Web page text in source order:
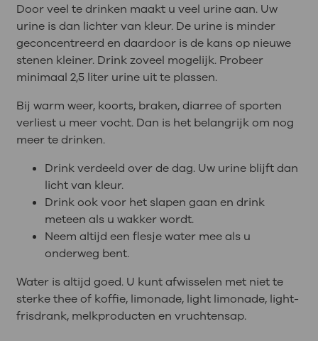
Door veel te drinken maakt u veel urine aan. Uw
urine is dan lichter van kleur. De urine is minder
geconcentreerd en daardoor is de kans op nieuwe
stenen kleiner. Drink zoveel mogelijk. Probeer
minimaal 2,5 liter urine uit te plassen.
Bij warm weer, koorts, braken, diarree of sporten
verliest u meer vocht. Dan is het belangrijk om nog
meer te drinken.
Drink verdeeld over de dag. Uw urine blijft dan
licht van kleur.
Drink ook voor het slapen gaan en drink
meteen als u wakker wordt.
Neem altijd een flesje water mee als u
onderweg bent.
Water is altijd goed. U kunt afwisselen met niet te
sterke thee of koffie, limonade, light limonade, light-
frisdrank, melkproducten en vruchtensap.